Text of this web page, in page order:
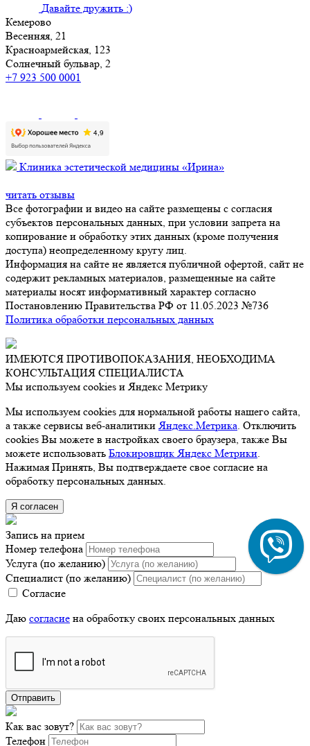
Давайте дружить :)
Кемерово
Весенняя, 21
Красноармейская, 123
Солнечный бульвар, 2
+7 923 500 0001
Клиника эстетической медицины «Ирина»
читать отзывы
Все фотографии и видео на сайте размещены с согласия
субъектов персональных данных, при условии запрета на
копирование и обработку этих данных (кроме получения
доступа) неопределенному кругу лиц.
Информация на сайте не является публичной офертой, сайт не
содержит рекламных материалов, размещенные на сайте
материалы носят информативный характер согласно
Постановлению Правительства РФ от 11.05.2023 №736
Политика обработки персональных данных
ИМЕЮТСЯ ПРОТИВОПОКАЗАНИЯ, НЕОБХОДИМА
КОНСУЛЬТАЦИЯ СПЕЦИАЛИСТА
Мы используем cookies и Яндекс Метрику
Мы используем cookies для нормальной работы нашего сайта,
а также сервисы веб-аналитикиЯндекс.Метрика. Отключить
cookies Вы можете в настройках своего браузера, также Вы
можете использовать Блокировщик Яндекс Метрики.
Нажимая Принять, Вы подтверждаете свое согласие на
обработку персональных данных.
Я согласен
Запись на прием
Номер телефона
Услуга (по желанию)
Специалист (по желанию)
Согласие
Даю согласие на обработку своих персональных данных
Отправить
Как вас зовут?
Телефон